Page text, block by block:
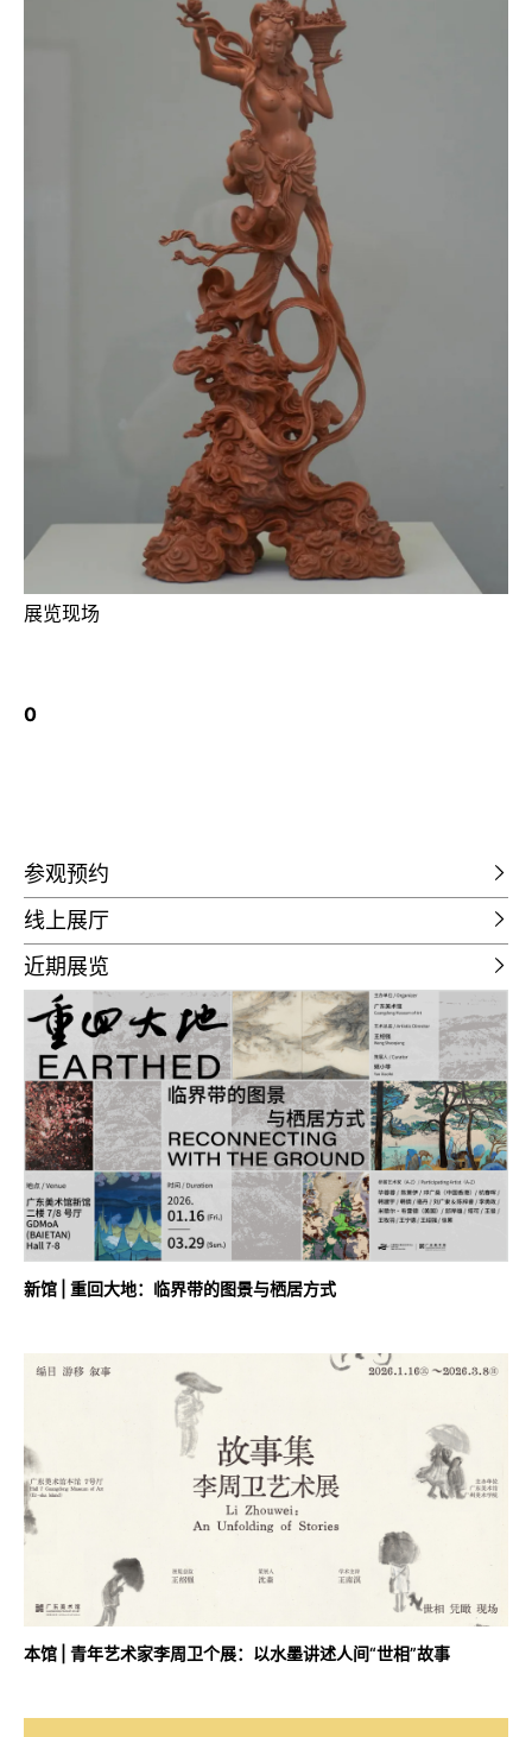
展览现场
0
参观预约
线上展厅
近期展览
新馆 | 重回大地：临界带的图景与栖居方式
本馆 | 青年艺术家李周卫个展：以水墨讲述人间“世相”故事